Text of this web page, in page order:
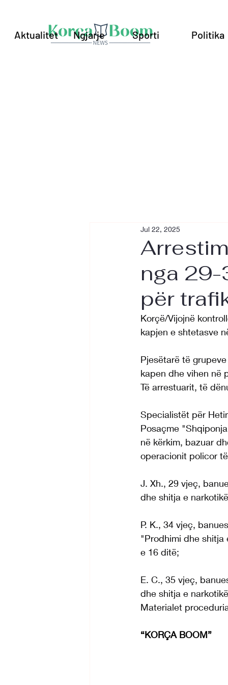
Aktualitet Ngjarje Sporti Politika
nga 29-
për
Jul 22, 2025
Korçë/Vijojnë
kapjen e shtetasve
Pjesëtarë të
kapen dhe vihen në
Të arrestuarit, të
Specialistët për
Posaçme
në kërkim, bazuar
operacionit policor
J. Xh., 29 vjeç,
dhe shitja e
P. K., 34 vjeç,
"Prodhimi dhe shitja
e 16 ditë;
E. C., 35 vjeç,
dhe shitja e
Materialet
“KORÇA BOOM”